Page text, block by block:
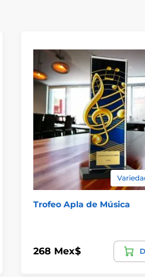
Trofeo Apla de Música
268 Mex$